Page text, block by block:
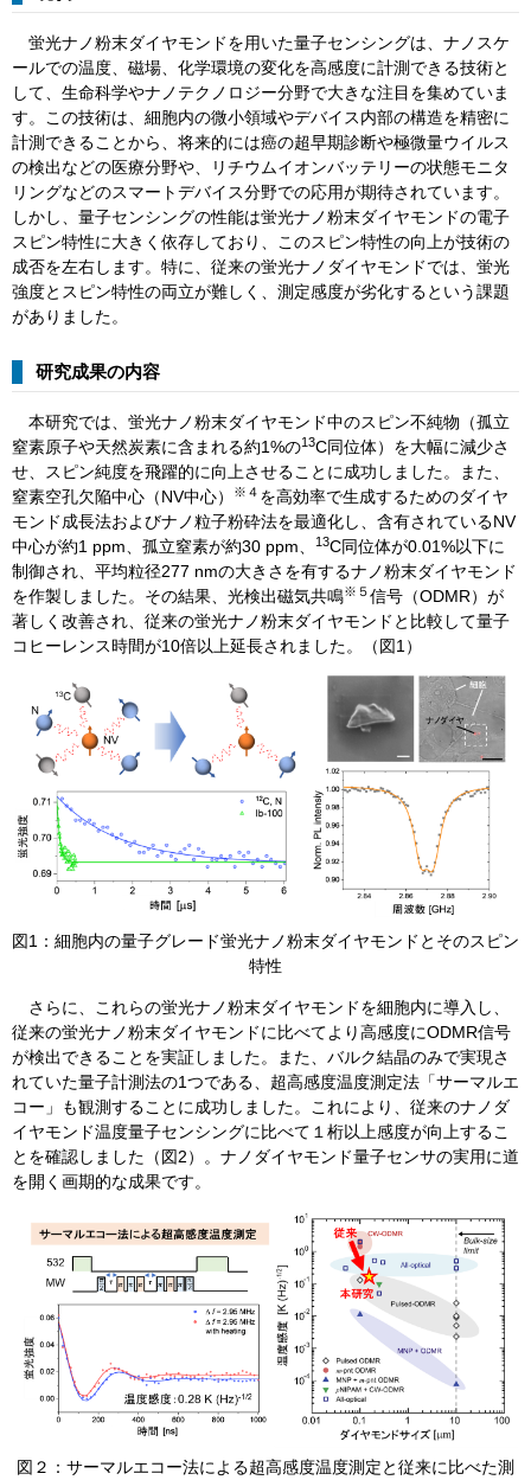
蛍光ナノ粉末ダイヤモンドを用いた量子センシングは、ナノスケ
ールでの温度、磁場、化学環境の変化を高感度に計測できる技術と
して、生命科学やナノテクノロジー分野で大きな注目を集めていま
す。この技術は、細胞内の微小領域やデバイス内部の構造を精密に
計測できることから、将来的には癌の超早期診断や極微量ウイルス
の検出などの医療分野や、リチウムイオンバッテリーの状態モニタ
リングなどのスマートデバイス分野での応用が期待されています。
しかし、量子センシングの性能は蛍光ナノ粉末ダイヤモンドの電子
スピン特性に大きく依存しており、このスピン特性の向上が技術の
成否を左右します。特に、従来の蛍光ナノダイヤモンドでは、蛍光
強度とスピン特性の両立が難しく、測定感度が劣化するという課題
がありました。
研究成果の内容
本研究では、蛍光ナノ粉末ダイヤモンド中のスピン不純物（孤立
窒素原子や天然炭素に含まれる約1%の13C同位体）を大幅に減少さ
せ、スピン純度を飛躍的に向上させることに成功しました。また、
窒素空孔欠陥中心（NV中心）
※４ を高効率で生成するためのダイヤ
モンド成長法およびナノ粒子粉砕法を最適化し、含有されているNV
中心が約1 ppm、孤立窒素が約30 ppm、
13C同位体が0.01%以下に
制御され、平均粒径277 nmの大きさを有するナノ粉末ダイヤモンド
を作製しました。その結果、光検出磁気共鳴※５信号（ODMR）が
著しく改善され、従来の蛍光ナノ粉末ダイヤモンドと比較して量子
コヒーレンス時間が10倍以上延長されました。（図1）​
​図1：細胞内の量子グレード蛍光ナノ粉末ダイヤモンドとそのスピン
特性
さらに、これらの蛍光ナノ粉末ダイヤモンドを細胞内に導入し、
従来の蛍光ナノ粉末ダイヤモンドに比べてより高感度にODMR信号
が検出できることを実証しました。また、バルク結晶のみで実現さ
れていた量子計測法の1つである、超高感度温度測定法「サーマルエ
コー」も観測することに成功しました。これにより、従来のナノダ
イヤモンド温度量子センシングに比べて１桁以上感度が向上するこ
とを確認しました（図2）。ナノダイヤモンド量子センサの実用に道
を開く画期的な成果です。
​図２：サーマルエコー法による超高感度温度測定と従来に比べた測